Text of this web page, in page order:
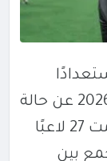
للمشاركة في بطولة كأس العالم 2026 عن حالة
واضحة من التنوع الفني، بعدما ضمت 27 لاعبًا
يجمع بين